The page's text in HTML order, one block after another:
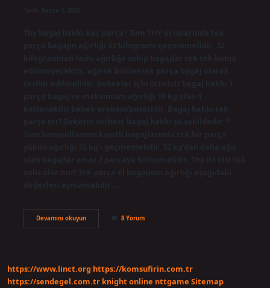
Thy bagaj hakkı kaç parça? Tüm THY uçuşlarında tek
parça bagajın ağırlığı 32 kilogramı geçmemelidir. 32
kilogramdan fazla ağırlığa sahip bagajlar tek tek kabul
edilmeyecektir; ağırlık bölünerek parça bagaj olarak
teslim edilmelidir. Bebekler için ücretsiz bagaj hakkı 1
parça bagaj ve maksimum ağırlığı 10 kg olan 1
katlanabilir bebek arabası/pusetidir. Bagaj hakkı tek
parça mı? Şirketin serbest bagaj hakkı şu şekildedir: *
Tüm havayollarının kayıtlı bagajlarında tek bir parça
yükün ağırlığı 32 kg’ı geçmemelidir. 32 kg’dan daha ağır
olan bagajlar en az 2 parçaya bölünmelidir. Thy iki kişi tek
valiz olur mu? Tek parça el bagajının ağırlığı aşağıdaki
değerleri aşmamalıdır:…
Devamını okuyunThy
40
Parça
8 Yorum
https://www.linct.org https://komsufirin.com.tr
https://sendegel.com.tr knight online nttgame Sitemap